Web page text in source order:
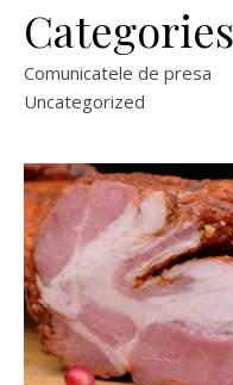
Categories
Comunicatele de presa
Uncategorized